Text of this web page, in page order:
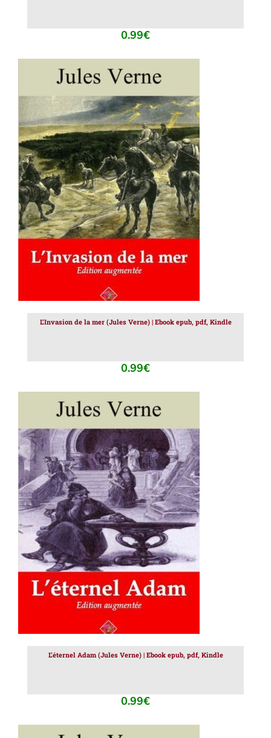
0.99€
AJOUTER AU PANIER / DÉTAILS
L’Invasion de la mer (Jules Verne) | Ebook epub, pdf, Kindle
0.99€
AJOUTER AU PANIER / DÉTAILS
L’éternel Adam (Jules Verne) | Ebook epub, pdf, Kindle
0.99€